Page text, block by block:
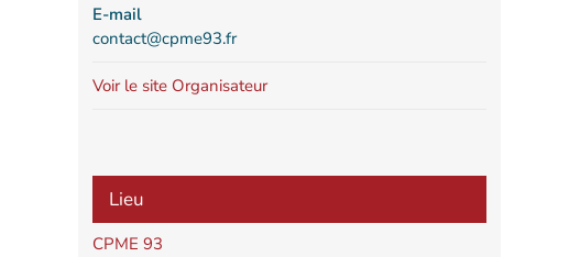
E-mail
contact@cpme93.fr
Voir le site Organisateur
Lieu
CPME 93